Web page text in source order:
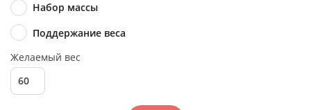
Набор массы
Поддержание веса
Желаемый вес